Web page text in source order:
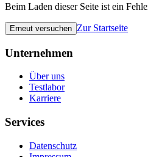
Beim Laden dieser Seite ist ein
Erneut versuchen Zur Startseite
Unternehmen
Über uns
Testlabor
Karriere
Services
Datenschutz